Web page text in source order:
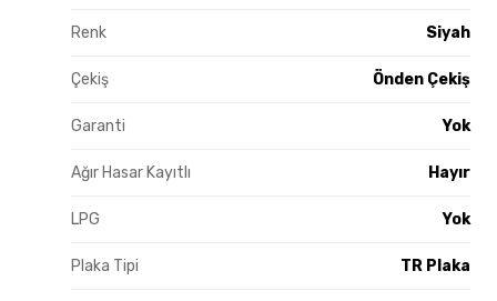
Renk Siyah
Çekiş Önden Çekiş
Garanti Yok
Ağır Hasar Kayıtlı Hayır
LPG Yok
Plaka Tipi TR Plaka